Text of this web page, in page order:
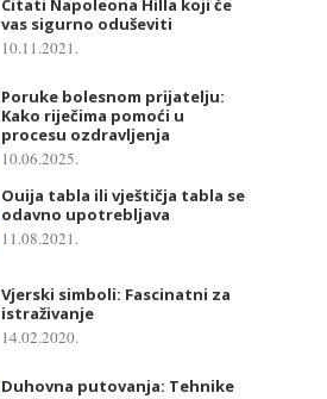
vas sigurno oduševiti
10.11.2021.
Poruke bolesnom prijatelju:
Kako riječima pomoći u
procesu ozdravljenja
10.06.2025.
Ouija tabla ili vještičja tabla se
odavno upotrebljava
11.08.2021.
Vjerski simboli: Fascinatni za
istraživanje
14.02.2020.
Duhovna putovanja: Tehnike